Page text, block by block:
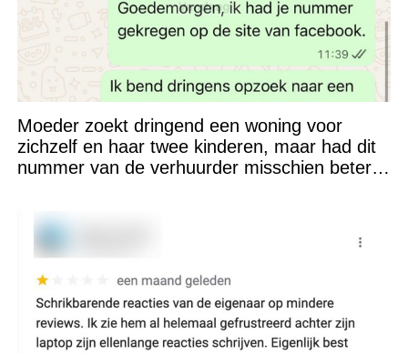
Moeder zoekt dringend een woning voor
zichzelf en haar twee kinderen, maar had dit
nummer van de verhuurder misschien beter